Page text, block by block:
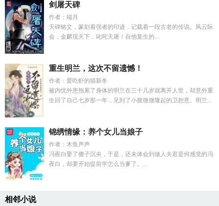
剑屠天碑
作者：端月
天碑铭文，篆刻着强者的印迹，记载着一段古老的传说。风云际
会，金麟现天下，叱咤天屠！自他复生的...
重生明兰，这次不留遗憾！
作者：爱吃虾的猫新冬
被内忧外患拖累了身体的明兰在三十几岁就离开人世，却意外重
生回了自己七岁那一年，见到了小腹微微隆起的卫恕意。明兰...
锦绣情缘：养个女儿当娘子
作者：木鱼声声
冯夜白娶了傻子沉央，于是，还未体会到做人夫君是何感觉的冯
夜白，却要开始提前学怎么当爹了。...
相邻小说